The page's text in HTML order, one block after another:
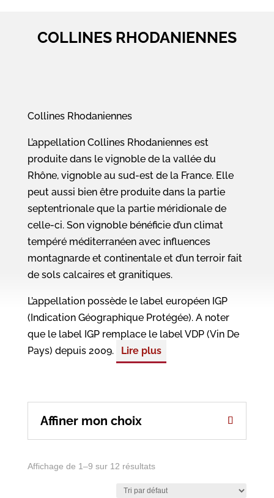
COLLINES RHODANIENNES
Collines Rhodaniennes
L’appellation Collines Rhodaniennes est
produite dans le vignoble de la vallée du
Rhône, vignoble au sud-est de la France. Elle
peut aussi bien être produite dans la partie
septentrionale que la partie méridionale de
celle-ci. Son vignoble bénéficie d’un climat
tempéré méditerranéen avec influences
montagnarde et continentale et d’un terroir fait
de sols calcaires et granitiques.
L’appellation possède le label européen IGP
(Indication Géographique Protégée). A noter
que le label IGP remplace le label VDP (Vin De
Pays) depuis 2009.
Lire plus
Affiner mon choix
Affichage de 1–9 sur 12 résultats